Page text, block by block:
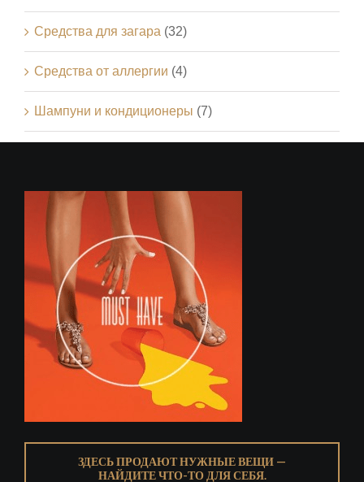
Средства для загара (32)
Средства от аллергии (4)
Шампуни и кондиционеры (7)
ЗДЕСЬ ПРОДАЮТ НУЖНЫЕ ВЕЩИ —
НАЙДИТЕ ЧТО-ТО ДЛЯ СЕБЯ.